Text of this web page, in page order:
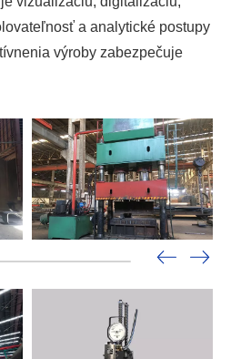
a analytické postupy
výroby zabezpečuje